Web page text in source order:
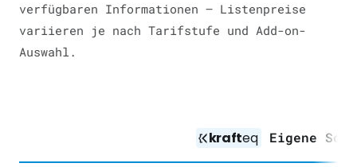
verfügbaren Informationen — Listenpreise
variieren je nach Tarifstufe und Add-on-
Auswahl.
krafteq Eigene